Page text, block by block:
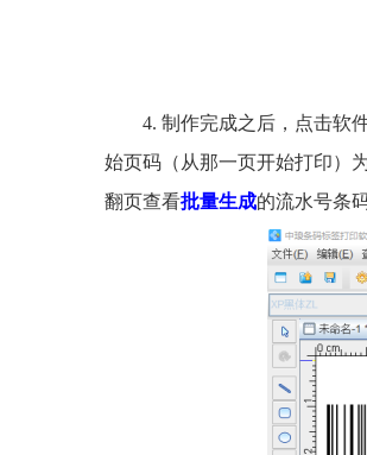
4. 制作完成之后，点击软
始页码（从那一页开始打印）
翻页查看批量生成的流水号条